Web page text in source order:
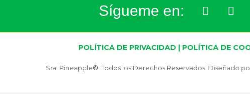
Sígueme en:
POLÍTICA DE PRIVACIDAD | POLÍTICA DE
Sra. Pineapple© . Todos los Derechos Reservados. Diseñado